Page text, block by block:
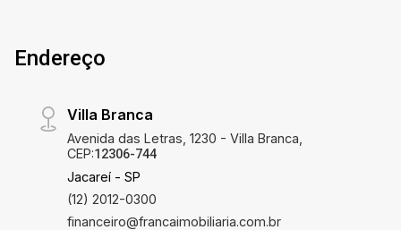
Endereço
Villa Branca
Avenida das Letras, 1230 - Villa Branca,
CEP:12306-744
Jacareí - SP
(12) 2012-0300
financeiro@francaimobiliaria.com.br